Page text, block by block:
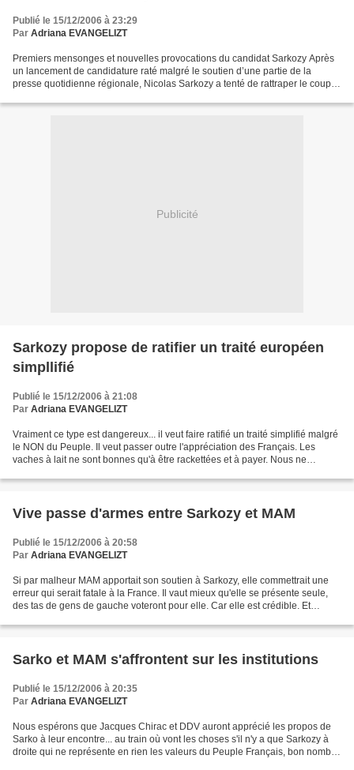
Publié le 15/12/2006 à 23:29
Par Adriana EVANGELIZT
Premiers mensonges et nouvelles provocations du candidat Sarkozy Après
un lancement de candidature raté malgré le soutien d’une partie de la
presse quotidienne régionale, Nicolas Sarkozy a tenté de rattraper le coup
Publicité
Sarkozy propose de ratifier un traité européen
simpllifié
Publié le 15/12/2006 à 21:08
Par Adriana EVANGELIZT
Vraiment ce type est dangereux... il veut faire ratifié un traité simplifié malgré
le NON du Peuple. Il veut passer outre l'appréciation des Français. Les
vaches à lait ne sont bonnes qu'à être rackettées et à payer. Nous ne
Vive passe d'armes entre Sarkozy et MAM
Publié le 15/12/2006 à 20:58
Par Adriana EVANGELIZT
Si par malheur MAM apportait son soutien à Sarkozy, elle commettrait une
erreur qui serait fatale à la France. Il vaut mieux qu'elle se présente seule,
des tas de gens de gauche voteront pour elle. Car elle est crédible. Et
Sarko et MAM s'affrontent sur les institutions
Publié le 15/12/2006 à 20:35
Par Adriana EVANGELIZT
Nous espérons que Jacques Chirac et DDV auront apprécié les propos de
Sarko à leur encontre... au train où vont les choses s'il n'y a que Sarkozy à
droite qui ne représente en rien les valeurs du Peuple Français, bon nombre